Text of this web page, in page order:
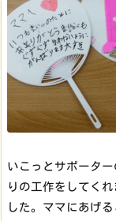
いこっとサポータ
りの工作をしてく
した。ママにあげ